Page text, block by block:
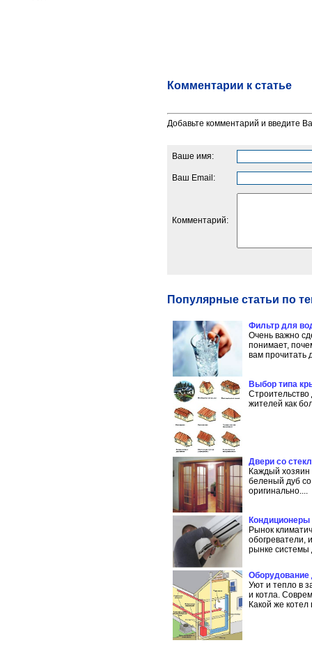
Комментарии к статье
Добавьте комментарий и введите
Ваше имя:
Ваш Email:
Комментарий:
Популярные статьи по
Фильтр для
Очень важно
понимает,
вам прочитать
Выбор типа
Строительство
жителей как
Двери со
Каждый хозяин
беленый дуб
оригинально....
Кондиционеры
Рынок
обогреватели,
рынке системы
Уют и тепло в
и котла.
Какой же